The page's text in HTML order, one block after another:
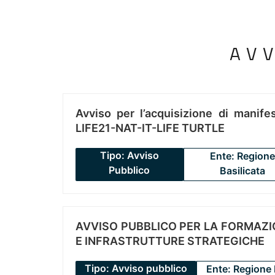
Avviso per l’acquisizione di
LIFE21-NAT-IT-LIFE TURTLE
Tipo: Avviso
Pubblico
Ente: Regione
Basilicata
AVVISO PUBBLICO PER LA
E INFRASTRUTTURE STRATEGICHE
Tipo: Avviso pubblico Ente: